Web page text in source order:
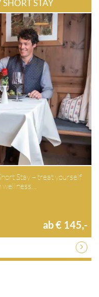
STAY
Stay – treat yourself
ab € 145,-